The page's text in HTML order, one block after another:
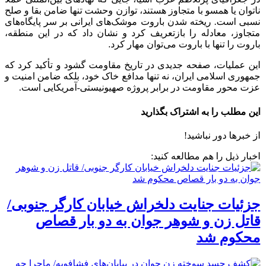
ناتوان یا همسو با متجاوز هستند، توازن وحشت تنها ضامن بقا و صلح
نسبی است. ریخته شدن باروت موشک‌های ایرانی بر سر پایگاه‌های
متجاوز، معادله را بازتعریف کرد و نشان داد که در این منطقه،
باروت را تنها با باروت می‌توان مهار کرد.
این عملیات، صفحه جدیدی در تاریخ مقاومت گشود و تأکید کرد که
جمهوری اسلامی ایران، نه تنها مدافع خاک خود، بلکه ضامن امنیت و
عزت محور مقاومت در برابر پروژه صهیونیستی-آمریکایی است.
این مطلب را به اشتراک بگذارید
از خبرها دور نباشید!
اخبار ذیل را هم مطالعه کنید:
جزئیات جنایت دلخراش خیابان کارگر جنوبی/
قاتل زن و شوهر جوان به دو بار قصاص
محکوم شد